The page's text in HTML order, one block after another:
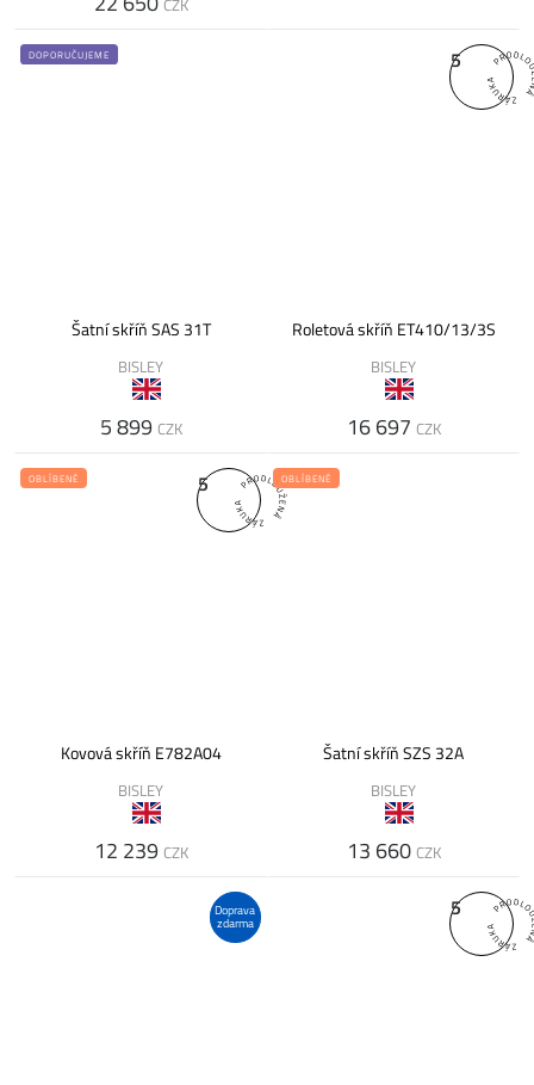
CZK
DOPORUČUJEME
Šatní skříň SAS 31T
BISLEY
5 899 CZK
5
Roletová skříň ET410/13/3S
BISLEY
16 697 CZK
5
OBLÍBENÉ
Kovová skříň E782A04
BISLEY
12 239 CZK
OBLÍBENÉ
Šatní skříň SZS 32A
BISLEY
13 660 CZK
Doprava
zdarma
5